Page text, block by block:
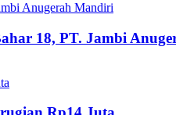
18, PT. Jambi